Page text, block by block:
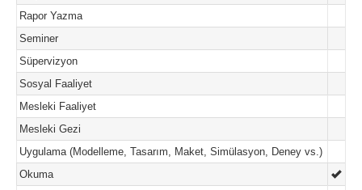
Rapor Yazma
Seminer
Süpervizyon
Sosyal Faaliyet
Mesleki Faaliyet
Mesleki Gezi
Uygulama (Modelleme, Tasarım, Maket, Simülasyon, Deney vs.)
Okuma